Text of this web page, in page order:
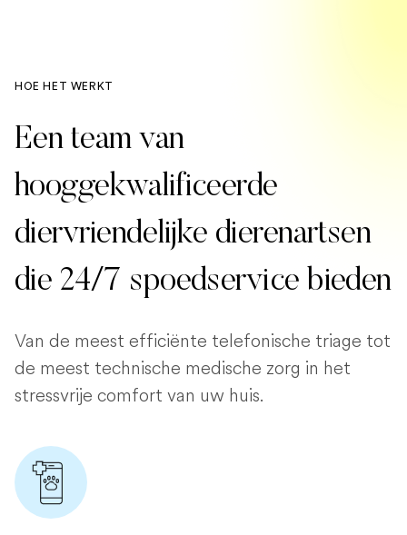
HOE HET WERKT
Een team van
hooggekwalificeerde
diervriendelijke dierenartsen
die 24/7 spoedservice bieden
Van de meest efficiënte telefonische triage tot
de meest technische medische zorg in het
stressvrije comfort van uw huis.